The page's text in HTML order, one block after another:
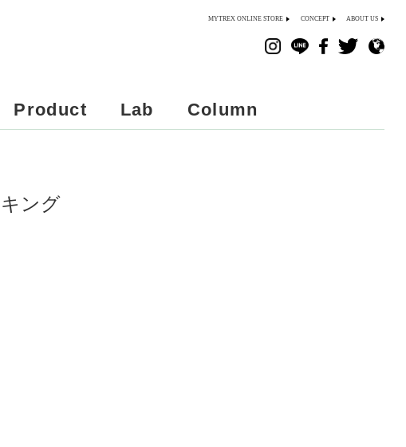
MYTREX ONLINE STORE CONCEPT ABOUT US
Product Lab Column
ング